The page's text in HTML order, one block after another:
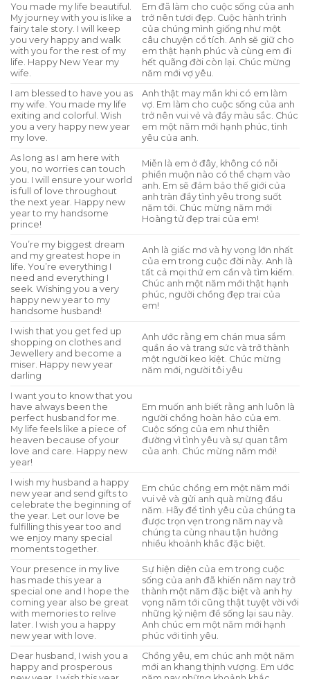
You made my life beautiful.
My journey with you is like a
fairy tale story. I will keep
you very happy and walk
with you for the rest of my
life. Happy New Year my
wife.
Em đã làm cho cuộc sống của anh
trở nên tươi đẹp. Cuộc hành trình
của chúng mình giống như một
câu chuyện cổ tích. Anh sẽ giữ cho
em thật hạnh phúc và cùng em đi
hết quãng đời còn lại. Chúc mừng
năm mới vợ yêu.
I am blessed to have you as
my wife. You made my life
exiting and colorful. Wish
you a very happy new year
my love.
Anh thật may mắn khi có em làm
vợ. Em làm cho cuộc sống của anh
trở nên vui vẻ và đầy màu sắc. Chúc
em một năm mới hạnh phúc, tình
yêu của anh.
As long as I am here with
you, no worries can touch
you. I will ensure your world
is full of love throughout
the next year. Happy new
year to my handsome
prince!
Miễn là em ở đây, không có nỗi
phiền muộn nào có thể chạm vào
anh. Em sẽ đảm bảo thế giới của
anh tràn đầy tình yêu trong suốt
năm tới. Chúc mừng năm mới
Hoàng tử đẹp trai của em!
You’re my biggest dream
and my greatest hope in
life. You’re everything I
need and everything I
seek. Wishing you a very
happy new year to my
handsome husband!
Anh là giấc mơ và hy vọng lớn nhất
của em trong cuộc đời này. Anh là
tất cả mọi thứ em cần và tìm kiếm.
Chúc anh một năm mới thật hạnh
phúc, người chồng đẹp trai của
em!
I wish that you get fed up
shopping on clothes and
Jewellery and become a
miser. Happy new year
darling
Anh ước rằng em chán mua sắm
quần áo và trang sức và trở thành
một người keo kiệt. Chúc mừng
năm mới, người tôi yêu
I want you to know that you
have always been the
perfect husband for me.
My life feels like a piece of
heaven because of your
love and care. Happy new
year!
Em muốn anh biết rằng anh luôn là
người chồng hoàn hảo của em.
Cuộc sống của em như thiên
đường vì tình yêu và sự quan tâm
của anh. Chúc mừng năm mới!
I wish my husband a happy
new year and send gifts to
celebrate the beginning of
the year. Let our love be
fulfilling this year too and
we enjoy many special
moments together.
Em chúc chồng em một năm mới
vui vẻ và gửi anh quà mừng đầu
năm. Hãy để tình yêu của chúng ta
được trọn vẹn trong năm nay và
chúng ta cùng nhau tận hưởng
nhiều khoảnh khắc đặc biệt.
Your presence in my live
has made this year a
special one and I hope the
coming year also be great
with memories to relive
later. I wish you a happy
new year with love.
Sự hiện diện của em trong cuộc
sống của anh đã khiến năm nay trở
thành một năm đặc biệt và anh hy
vọng năm tới cũng thật tuyệt vời với
những kỷ niệm để sống lại sau này.
Anh chúc em một năm mới hạnh
phúc với tình yêu.
Dear husband, I wish you a
happy and prosperous
Chồng yêu, em chúc anh một năm
mới an khang thịnh vượng. Em ước